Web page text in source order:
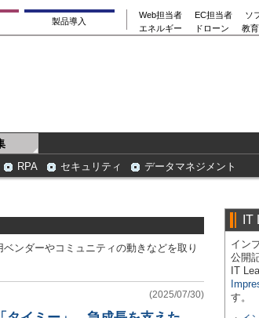
製品導入
Web担当者 EC担当者
ソ
エネルギー
ドローン 教
RPA セキュリティ データマネジメント
ンダーやコミュニティの動きなどを取り
(2025/07/30)
IT
イン
公開
IT
す。